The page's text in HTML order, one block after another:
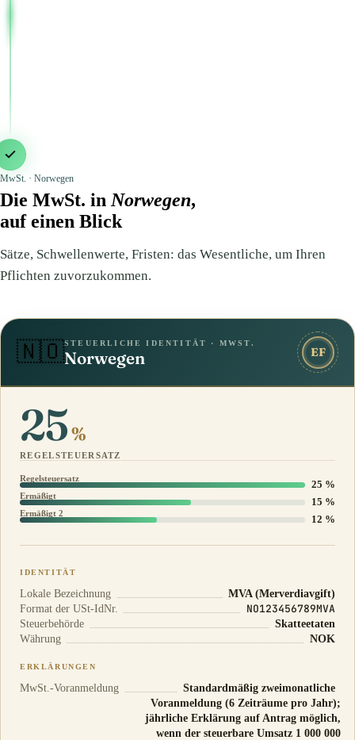
MwSt. · Norwegen
Die MwSt. in Norwegen,
auf einen Blick
Sätze, Schwellenwerte, Fristen: das Wesentliche, um Ihren
Pflichten zuvorzukommen.
🇳🇴STEUERLICHE IDENTITÄT · MWST.
Norwegen EF
25%
REGELSTEUERSATZ
Regelsteuersatz 25 %
Ermäßigt 15 %
Ermäßigt 2 12 %
IDENTITÄT
Lokale Bezeichnung
MVA (Merverdiavgift)
Format der USt-IdNr.
NO123456789MVA
Steuerbehörde
Skatteetaten
Währung
NOK
ERKLÄRUNGEN
MwSt.-Voranmeldung
Standardmäßig zweimonatliche
Voranmeldung (6 Zeiträume pro Jahr);
jährliche Erklärung auf Antrag möglich,
wenn der steuerbare Umsatz 1 000 000